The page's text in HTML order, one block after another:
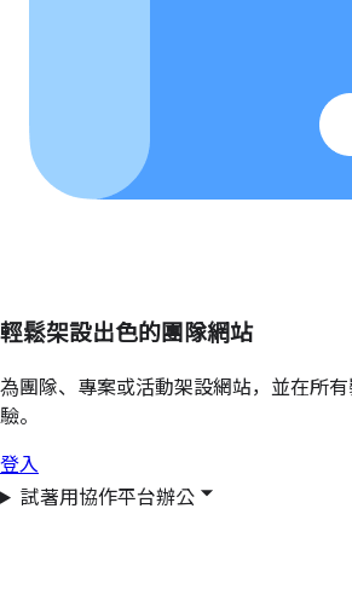
輕鬆架設出色的團隊網站
為團隊、專案或活動架設網站，並在所
驗。
登入
試著用協作平台辦公